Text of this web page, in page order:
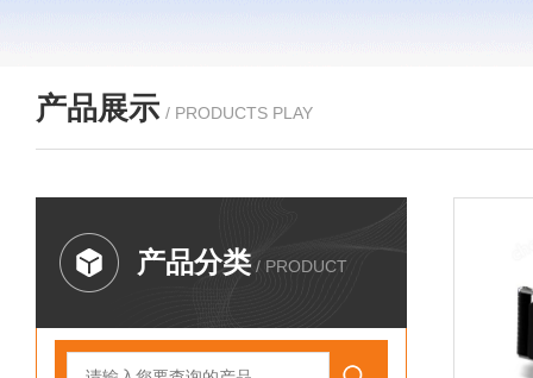
产品展示 / PRODUCTS PLAY
产品分类 / PRODUCT